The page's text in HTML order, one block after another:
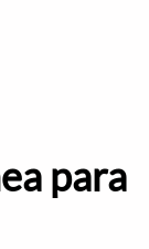
para